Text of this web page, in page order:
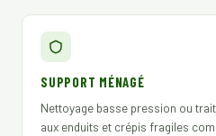
SUPPORT MÉNAGÉ
Nettoyage basse pression ou
aux enduits et crépis fragiles